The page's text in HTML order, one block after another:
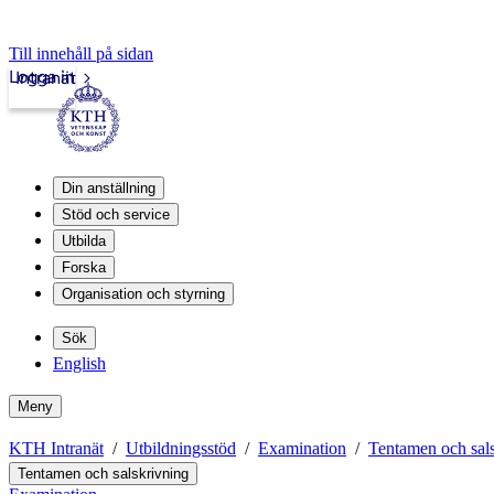
Till innehåll på sidan
Intranät
Logga in
Din anställning
Stöd och service
Utbilda
Forska
Organisation och styrning
Sök
English
Meny
KTH Intranät Utbildningsstöd Examination Tentamen och
Tentamen och salskrivning